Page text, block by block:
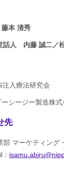
本 清秀
話人 内藤 誠二／
入療法研究会
シージー製造株
先
部 マーケティング